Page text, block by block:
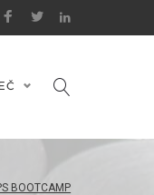
BOOTCAMP